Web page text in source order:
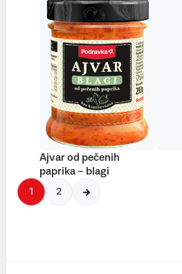
Ajvar od pečenih
paprika – blagi
1 2